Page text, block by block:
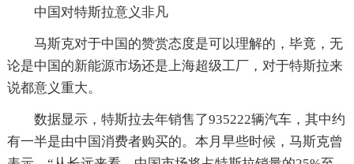
中国对特斯拉意义非凡
马斯克对于中国的赞赏态度是可以理解的，毕竟，无
论是中国的新能源市场还是上海超级工厂，对于特斯拉来
说都意义重大。
数据显示，特斯拉去年销售了935222辆汽车，其中约
有一半是由中国消费者购买的。本月早些时候，马斯克曾